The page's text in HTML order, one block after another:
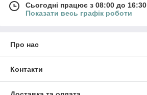
Сьогодні працює з 08:00 до 16:30
Показати весь графік роботи
Про нас
Контакти